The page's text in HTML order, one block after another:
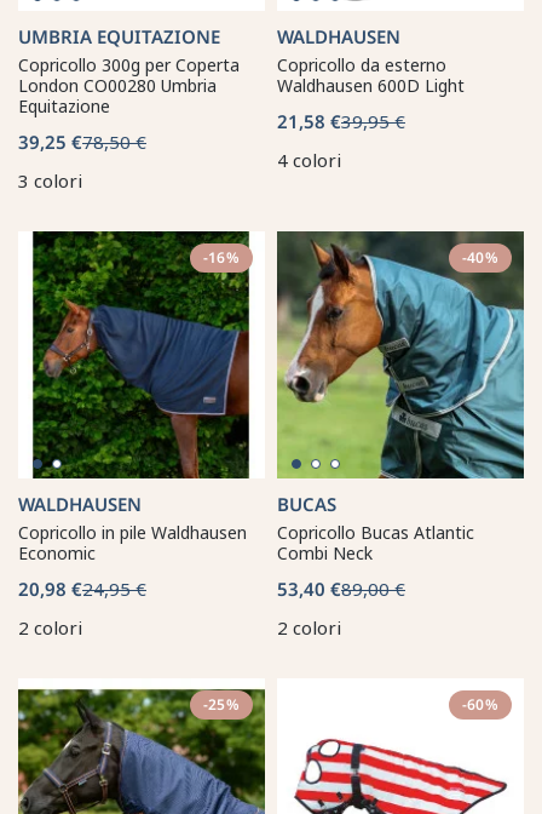
UMBRIA EQUITAZIONE
Copricollo 300g per Coperta
London CO00280 Umbria
Equitazione
39,25 €78,50 €
3 colori
WALDHAUSEN
Copricollo da esterno
Waldhausen 600D Light
21,58 €39,95 €
4 colori
-16%
WALDHAUSEN
Copricollo in pile Waldhausen
Economic
20,98 €24,95 €
2 colori
-40%
BUCAS
Copricollo Bucas Atlantic
Combi Neck
53,40 €89,00 €
2 colori
-25% -60%